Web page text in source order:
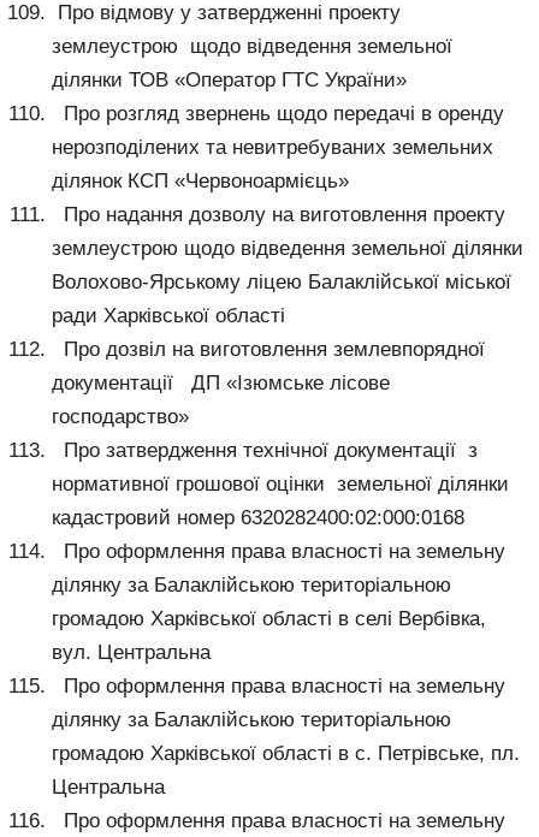
Про відмову у затвердженні проекту
землеустрою щодо відведення земельної
ділянки ТОВ «Оператор ГТС України»
Про розгляд звернень щодо передачі в оренду
нерозподілених та невитребуваних земельних
ділянок КСП «Червоноармієць»
Про надання дозволу на виготовлення проекту
землеустрою щодо відведення земельної ділянки
Волохово-Ярському ліцею Балаклійської міської
ради Харківської області
Про дозвіл на виготовлення землевпорядної
документації ДП «Ізюмське лісове
господарство»
Про затвердження технічної документації з
нормативної грошової оцінки земельної ділянки
кадастровий номер 6320282400:02:000:0168
Про оформлення права власності на земельну
ділянку за Балаклійською територіальною
громадою Харківської області в селі Вербівка,
вул. Центральна
Про оформлення права власності на земельну
ділянку за Балаклійською територіальною
громадою Харківської області в с. Петрівське, пл.
Центральна
Про оформлення права власності на земельну